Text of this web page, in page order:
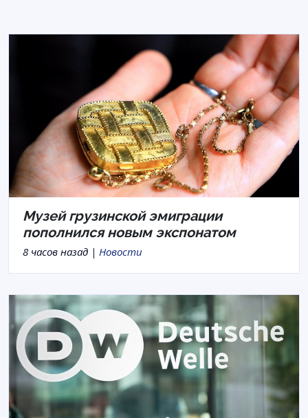
Музей грузинской эмиграции
пополнился новым экспонатом
8 часов назад | Новости